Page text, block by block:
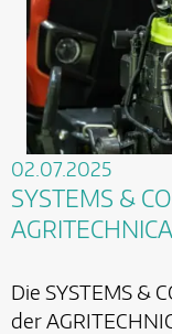
02.07.2025
SYSTEMS &
Die SYSTEMS &
der